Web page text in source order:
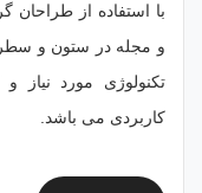
با استفاده از طراحان
و مجله در ستون و
تکنولوژی مورد نیاز و
کاربردی می باشد.